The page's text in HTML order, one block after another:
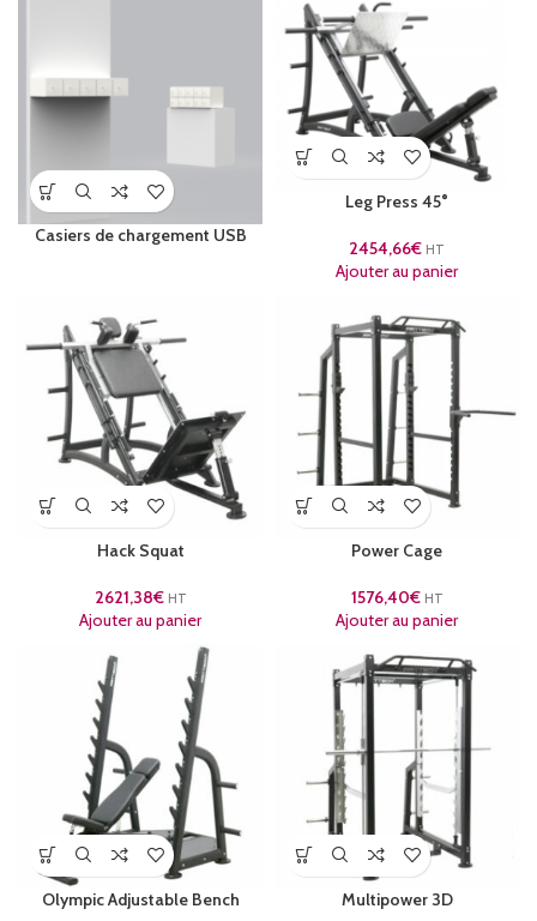
Casiers de chargement USB
Leg Press 45°
2454,66€ HT
Ajouter au panier
Hack Squat
2621,38€ HT
Ajouter au panier
Power Cage
1576,40€ HT
Ajouter au panier
Olympic Adjustable Bench Multipower 3D